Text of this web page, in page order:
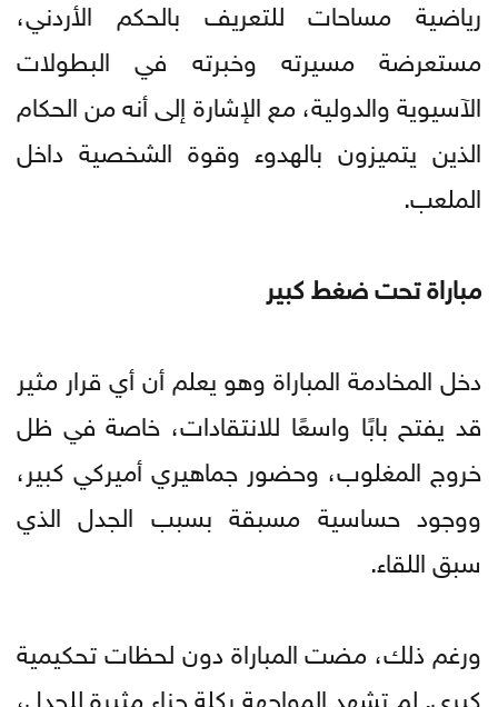
رياضية مساحات للتعريف بالحكم الأردني،
مستعرضة مسيرته وخبرته في البطولات
الآسيوية والدولية، مع الإشارة إلى أنه من الحكام
الذين يتميزون بالهدوء وقوة الشخصية داخل
الملعب.
مباراة تحت ضغط كبير
دخل المخادمة المباراة وهو يعلم أن أي قرار مثير
قد يفتح بابًا واسعًا للانتقادات، خاصة في ظل
خروج المغلوب، وحضور جماهيري أميركي كبير،
ووجود حساسية مسبقة بسبب الجدل الذي
سبق اللقاء.
ورغم ذلك، مضت المباراة دون لحظات تحكيمية
كبرى. لم تشهد المواجهة ركلة جزاء مثيرة للجدل،